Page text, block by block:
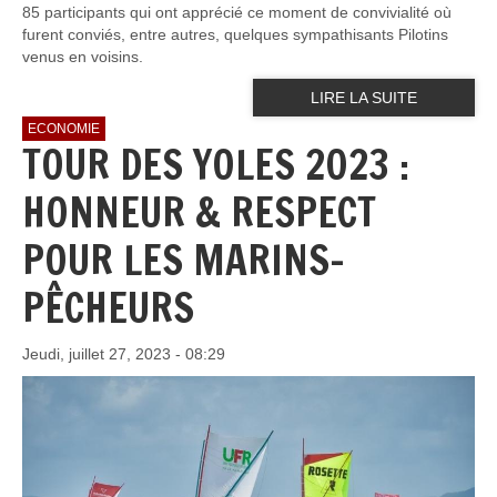
85 participants qui ont apprécié ce moment de convivialité où
furent conviés, entre autres, quelques sympathisants Pilotins
venus en voisins.
LIRE LA SUITE
ECONOMIE
TOUR DES YOLES 2023 :
HONNEUR & RESPECT
POUR LES MARINS-
PÊCHEURS
Jeudi, juillet 27, 2023 - 08:29